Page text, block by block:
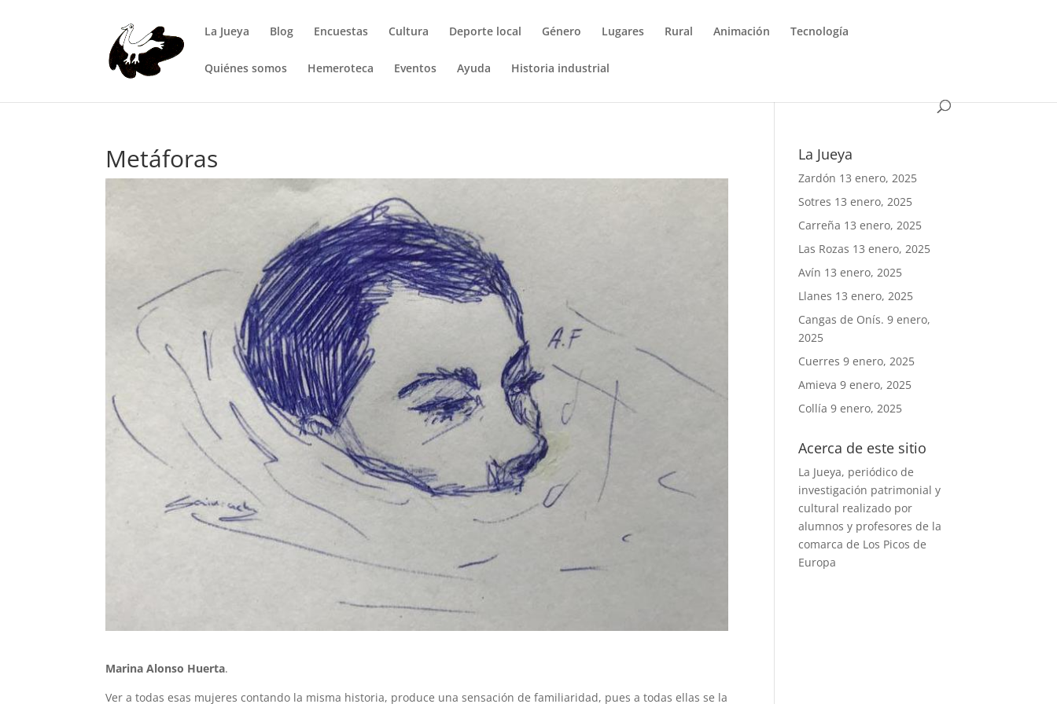
La Jueya Blog Encuestas Cultura Deporte local Género Lugares Rural Animación Tecnología
Quiénes somos Hemeroteca Eventos Ayuda Historia industrial
Metáforas
Marina Alonso Huerta.
Ver a todas esas mujeres contando la misma historia, produce una sensación de familiaridad, pues a todas ellas se la
La Jueya
Zardón 13 enero, 2025
Sotres 13 enero, 2025
Carreña 13 enero, 2025
Las Rozas 13 enero, 2025
Avín 13 enero, 2025
Llanes 13 enero, 2025
Cangas de Onís. 9 enero,
2025
Cuerres 9 enero, 2025
Amieva 9 enero, 2025
Collía 9 enero, 2025
Acerca de este sitio
La Jueya, periódico de
investigación patrimonial y
cultural realizado por
alumnos y profesores de la
comarca de Los Picos de
Europa